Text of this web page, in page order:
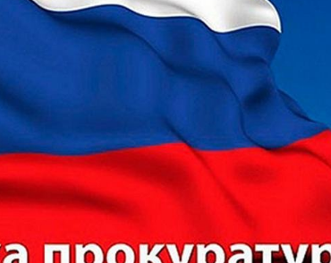
День строителя
День
День пограничника
Общероссийский день библиотек
кооперации
работника торговли